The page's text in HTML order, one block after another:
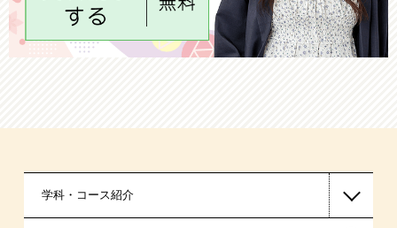
学科・コース紹介